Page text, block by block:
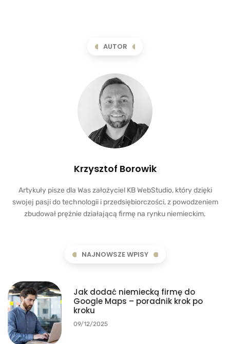
AUTOR
Krzysztof Borowik
Artykuły pisze dla Was założyciel KB WebStudio, który dzięki
swojej pasji do technologii i przedsiębiorczości, z powodzeniem
zbudował prężnie działającą firmę na rynku niemieckim.
NAJNOWSZE WPISY
Jak dodać niemiecką firmę do
Google Maps – poradnik krok po
kroku
09/12/2025